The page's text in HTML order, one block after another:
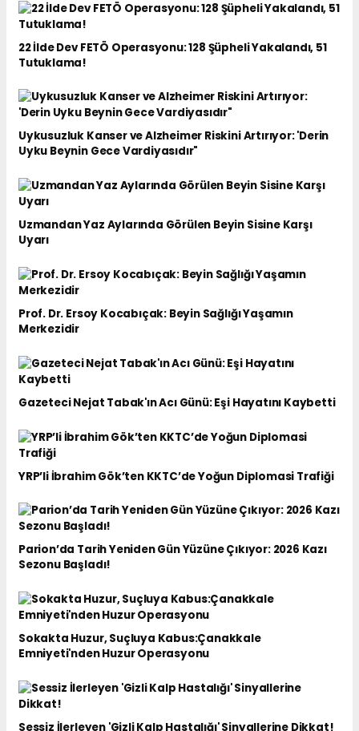
22 İlde Dev FETÖ Operasyonu: 128 Şüpheli Yakalandı, 51
Tutuklama!
Uykusuzluk Kanser ve Alzheimer Riskini Artırıyor: 'Derin
Uyku Beynin Gece Vardiyasıdır"
Uzmandan Yaz Aylarında Görülen Beyin Sisine Karşı
Uyarı
Prof. Dr. Ersoy Kocabıçak: Beyin Sağlığı Yaşamın
Merkezidir
Gazeteci Nejat Tabak'ın Acı Günü: Eşi Hayatını Kaybetti
YRP’li İbrahim Gök’ten KKTC’de Yoğun Diplomasi Trafiği
Parion’da Tarih Yeniden Gün Yüzüne Çıkıyor: 2026 Kazı
Sezonu Başladı!
Sokakta Huzur, Suçluya Kabus:Çanakkale
Emniyeti'nden Huzur Operasyonu
Sessiz İlerleyen 'Gizli Kalp Hastalığı' Sinyallerine Dikkat!